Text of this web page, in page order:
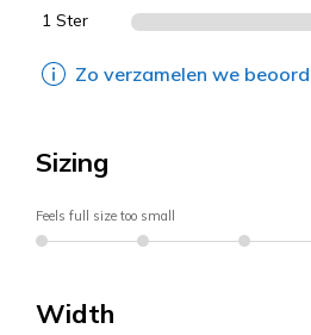
1 Ster
Zo verzamelen we
Sizing
Feels full size too small
Width